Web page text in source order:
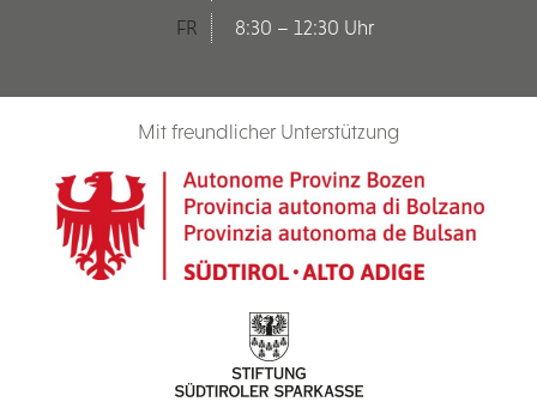
FR
8:30 – 12:30 Uhr
Mit freundlicher Unterstützung